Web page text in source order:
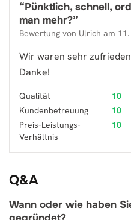
“Pünktlich, schnell,
man mehr?”
Bewertung von Ulrich am
Wir waren sehr
Danke!
Qualität
10
Kundenbetreuung
10
Preis-Leistungs-
Verhältnis
10
Q&A
Wann oder wie haben